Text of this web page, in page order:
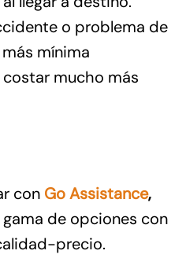
o problema de
mínima
mucho más
con Go Assistance,
de opciones con
precio.